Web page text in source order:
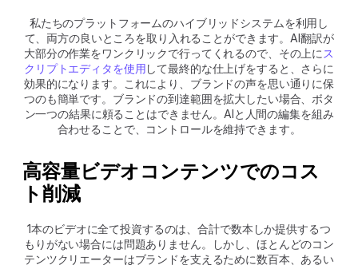
私たちのプラットフォームのハイブリッドシステムを利用し
て、両方の良いところを取り入れることができます。AI翻訳が
大部分の作業をワンクリックで行ってくれるので、その上に ス
クリプトエディタを使用して最終的な仕上げをすると、さらに
効果的になります。これにより、ブランドの声を思い通りに保
つのも簡単です。ブランドの到達範囲を拡大したい場合、ボタ
ン一つの結果に頼ることはできません。AIと人間の編集を組み
合わせることで、コントロールを維持できます。
高容量ビデオコンテンツでのコス
ト削減
1本のビデオに全て投資するのは、合計で数本しか提供するつ
もりがない場合には問題ありません。しかし、ほとんどのコン
テンツクリエーターはブランドを支えるために数百本、あるい